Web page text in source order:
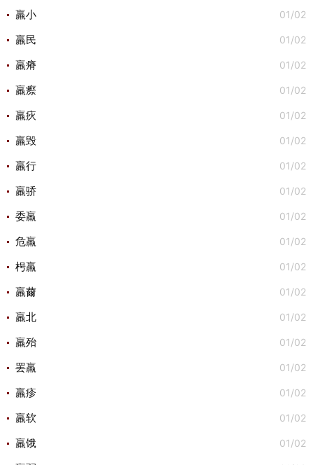
01/02
羸小
01/02
羸民
01/02
羸瘠
01/02
羸瘵
01/02
羸疢
01/02
羸毁
01/02
羸行
01/02
羸骄
01/02
委羸
01/02
危羸
01/02
枵羸
01/02
羸薾
01/02
羸北
01/02
羸殆
01/02
罢羸
01/02
羸疹
01/02
羸软
01/02
羸饿